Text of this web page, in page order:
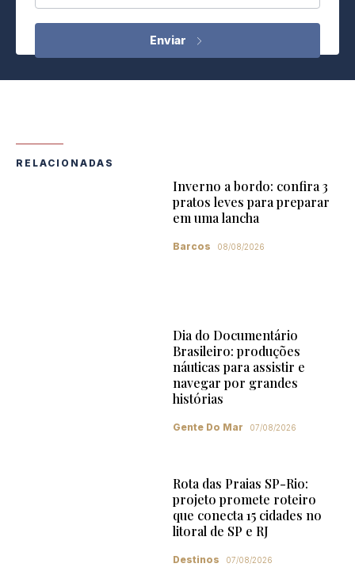
RELACIONADAS
Inverno a bordo: confira 3
pratos leves para preparar
em uma lancha
Barcos 08/08/2026
Dia do Documentário
Brasileiro: produções
náuticas para assistir e
navegar por grandes
histórias
Gente Do Mar 07/08/2026
Rota das Praias SP-Rio:
projeto promete roteiro
que conecta 15 cidades no
litoral de SP e RJ
Destinos 07/08/2026